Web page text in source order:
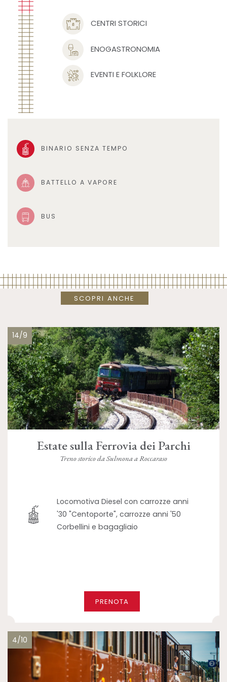
CENTRI STORICI
ENOGASTRONOMIA
EVENTI E FOLKLORE
BINARIO SENZA TEMPO
BATTELLO A VAPORE
BUS
SCOPRI ANCHE
14/9
Estate sulla Ferrovia dei Parchi
Treno storico da Sulmona a Roccaraso
Locomotiva Diesel con carrozze anni
'30 "Centoporte", carrozze anni '50
Corbellini e bagagliaio
PRENOTA
4/10